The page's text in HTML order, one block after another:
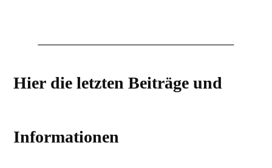
Hier die letzten Beiträge und
Informationen